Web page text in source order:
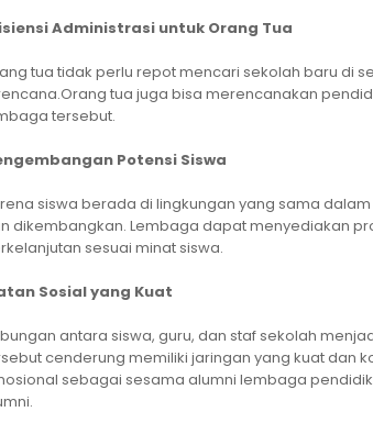
Administrasi untuk Orang Tua
tua tidak perlu repot mencari sekolah baru di
tua juga bisa merencanakan
tersebut.
Potensi Siswa
siswa berada di lingkungan yang sama
dikembangkan. Lembaga dapat menyediakan
sesuai minat siswa.
Sosial yang Kuat
antara siswa, guru, dan staf sekolah
cenderung memiliki jaringan yang kuat dan
sebagai sesama alumni lembaga